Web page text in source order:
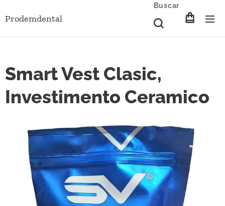
Prodemdental
Buscar
Smart Vest Clasic,
Investimento Ceramico